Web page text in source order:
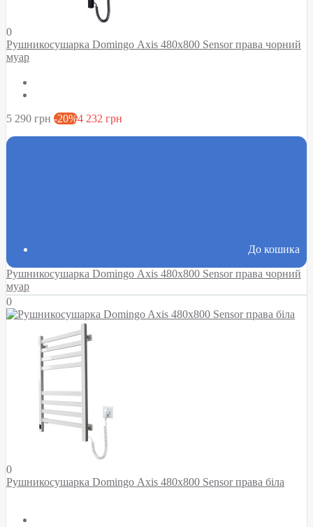
0
Рушникосушарка Domingo Axis 480x800 Sensor права чорний
муар
5 290 грн -20%4 232 грн
До кошика
Рушникосушарка Domingo Axis 480x800 Sensor права чорний
муар
0
0
Рушникосушарка Domingo Axis 480x800 Sensor права біла